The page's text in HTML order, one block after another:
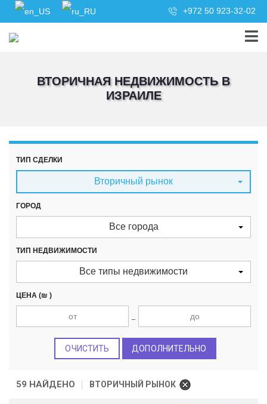
+972 50 923-32-02
ВТОРИЧНАЯ НЕДВИЖИМОСТЬ В
ИЗРАИЛЕ
ТИП СДЕЛКИ
Вторичный рынок
ГОРОД
Все города
ТИП НЕДВИЖИМОСТИ
Все типы недвижимости
ЦЕНА (₪ )
ОЧИСТИТЬ ДОПОЛНИТЕЛЬНО
59 НАЙДЕНО ВТОРИЧНЫЙ РЫНОК